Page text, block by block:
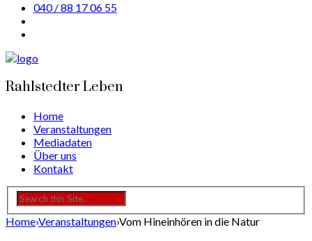
040 / 88 17 06 55
Rahlstedter Leben
Home
Veranstaltungen
Mediadaten
Über uns
Kontakt
Home›Veranstaltungen›Vom Hineinhören in die Natur